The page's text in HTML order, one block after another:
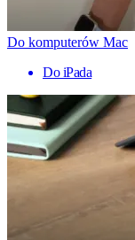
Do komputerów Mac
Do iPada